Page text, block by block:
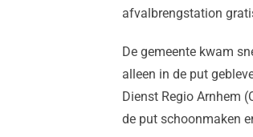
afvalbrengstation
De gemeente kwam
alleen in de put
Dienst Regio Arnhem
de put schoonmaken